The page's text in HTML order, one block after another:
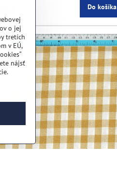
Do košíka
o jej
tretích
v EÚ,
nájsť